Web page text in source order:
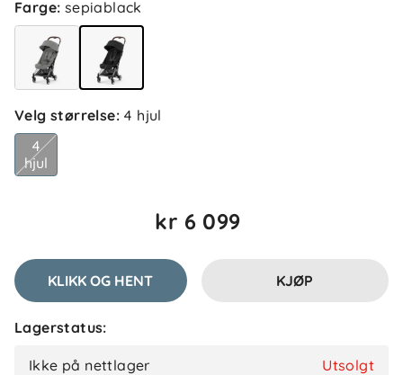
Farge: sepiablack
Velg størrelse: 4 hjul
4
hjul
kr 6 099
KLIKK OG HENT KJØP
Lagerstatus:
Ikke på nettlager Utsolgt